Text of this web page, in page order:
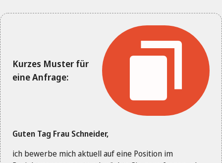
Kurzes Muster für
eine Anfrage:
Guten Tag Frau Schneider,
ich bewerbe mich aktuell auf eine Position im